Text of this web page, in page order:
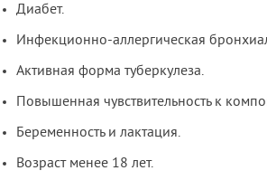
Диабет.
Инфекционно-аллергическая
Активная форма туберкулеза.
Повышенная чувствительность к
Беременность и лактация.
Возраст менее 18 лет.